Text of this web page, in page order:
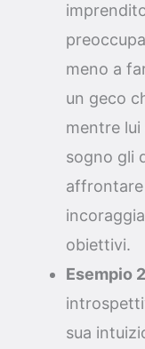
meno a
un geco
mentre lui
sogno gli
affrontare
obiettivi.
Esempio
sua